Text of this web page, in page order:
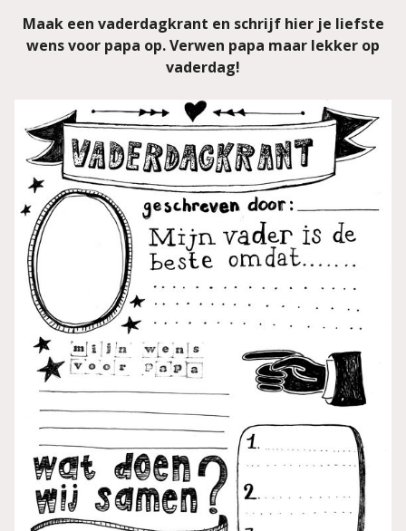
Maak een vaderdagkrant en schrijf hier je liefste
wens voor papa op. Verwen papa maar lekker op
vaderdag!